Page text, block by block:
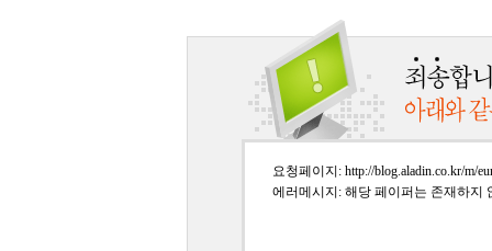
요청페이지: http://blog.aladin.co.kr/m/
에러메시지: 해당 페이퍼는 존재하지